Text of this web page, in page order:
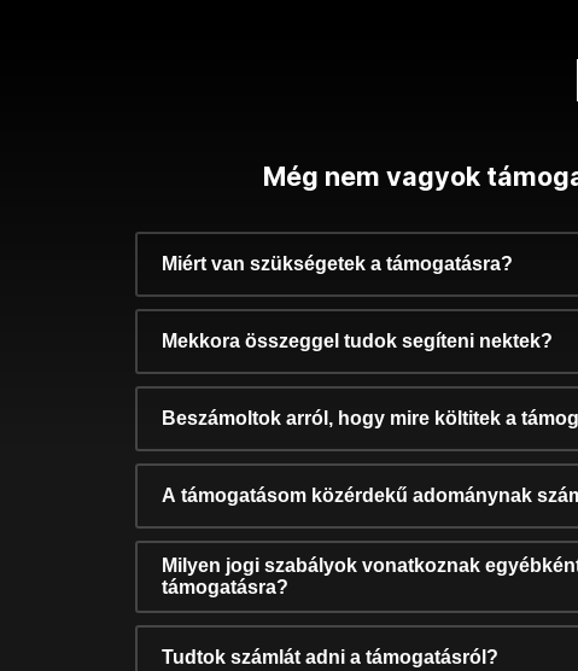
Még nem vagyok
Miért van szükségetek a támogatásra?
Mekkora összeggel tudok segíteni nektek?
Beszámoltok arról, hogy mire költitek a
A támogatásom közérdekű adománynak
Milyen jogi szabályok vonatkoznak
támogatásra?
Tudtok számlát adni a támogatásról?